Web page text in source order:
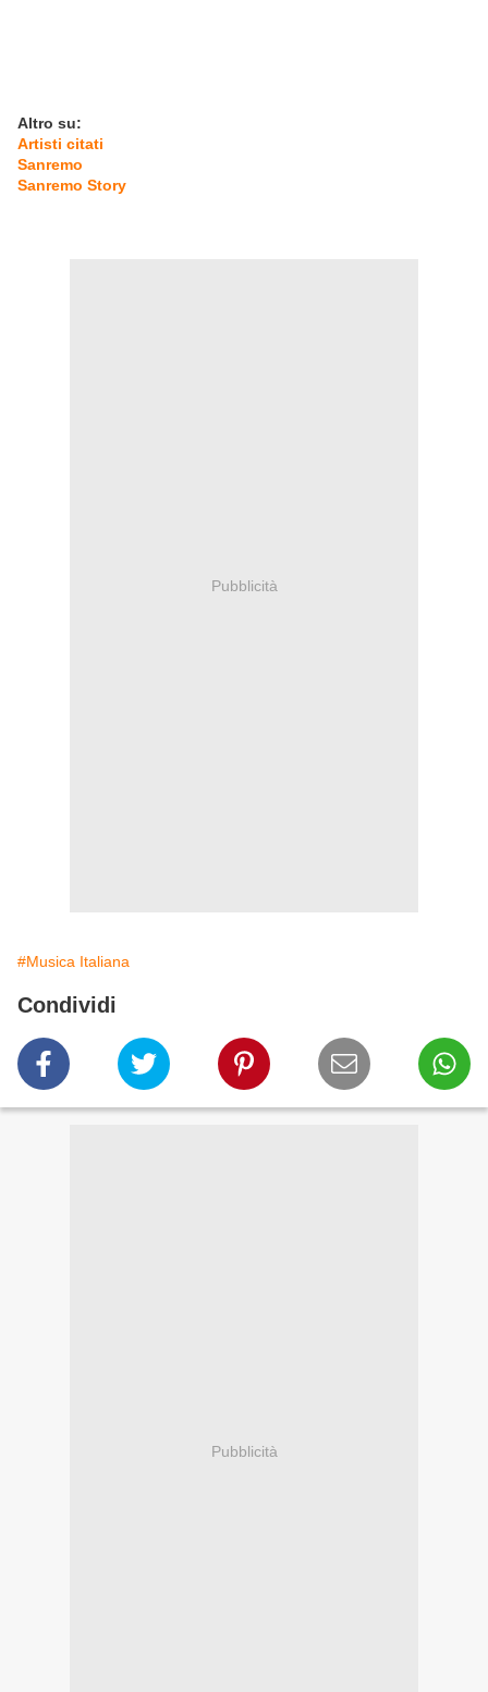
Altro su:
Artisti citati
Sanremo
Sanremo Story
Pubblicità
#Musica Italiana
Condividi
Pubblicità